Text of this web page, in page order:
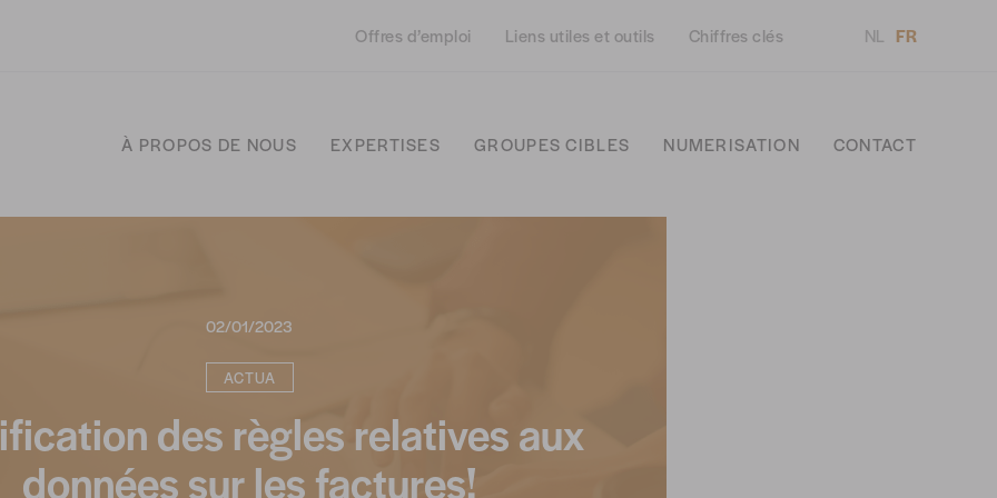
Offres d’emploi Liens utiles et outils Chiffres clés NL FR
À PROPOS DE NOUS EXPERTISES GROUPES CIBLES NUMERISATION CONTACT
02/01/2023
ACTUA
des règles relatives aux
données sur les factures!